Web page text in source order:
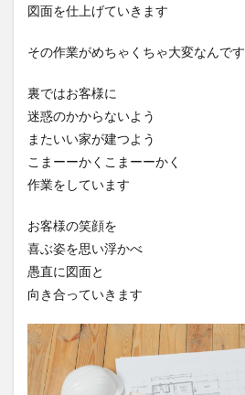
図面を仕上げていきます
その作業がめちゃくちゃ大変なんです
裏ではお客様に
迷惑のかからないよう
またいい家が建つよう
こまーーかくこまーーかく
作業をしています
お客様の笑顔を
喜ぶ姿を思い浮かべ
愚直に図面と
向き合っていきます